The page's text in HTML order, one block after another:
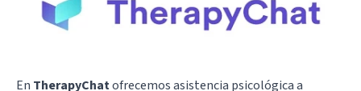
En TherapyChatofrecemos asistencia psicológica a